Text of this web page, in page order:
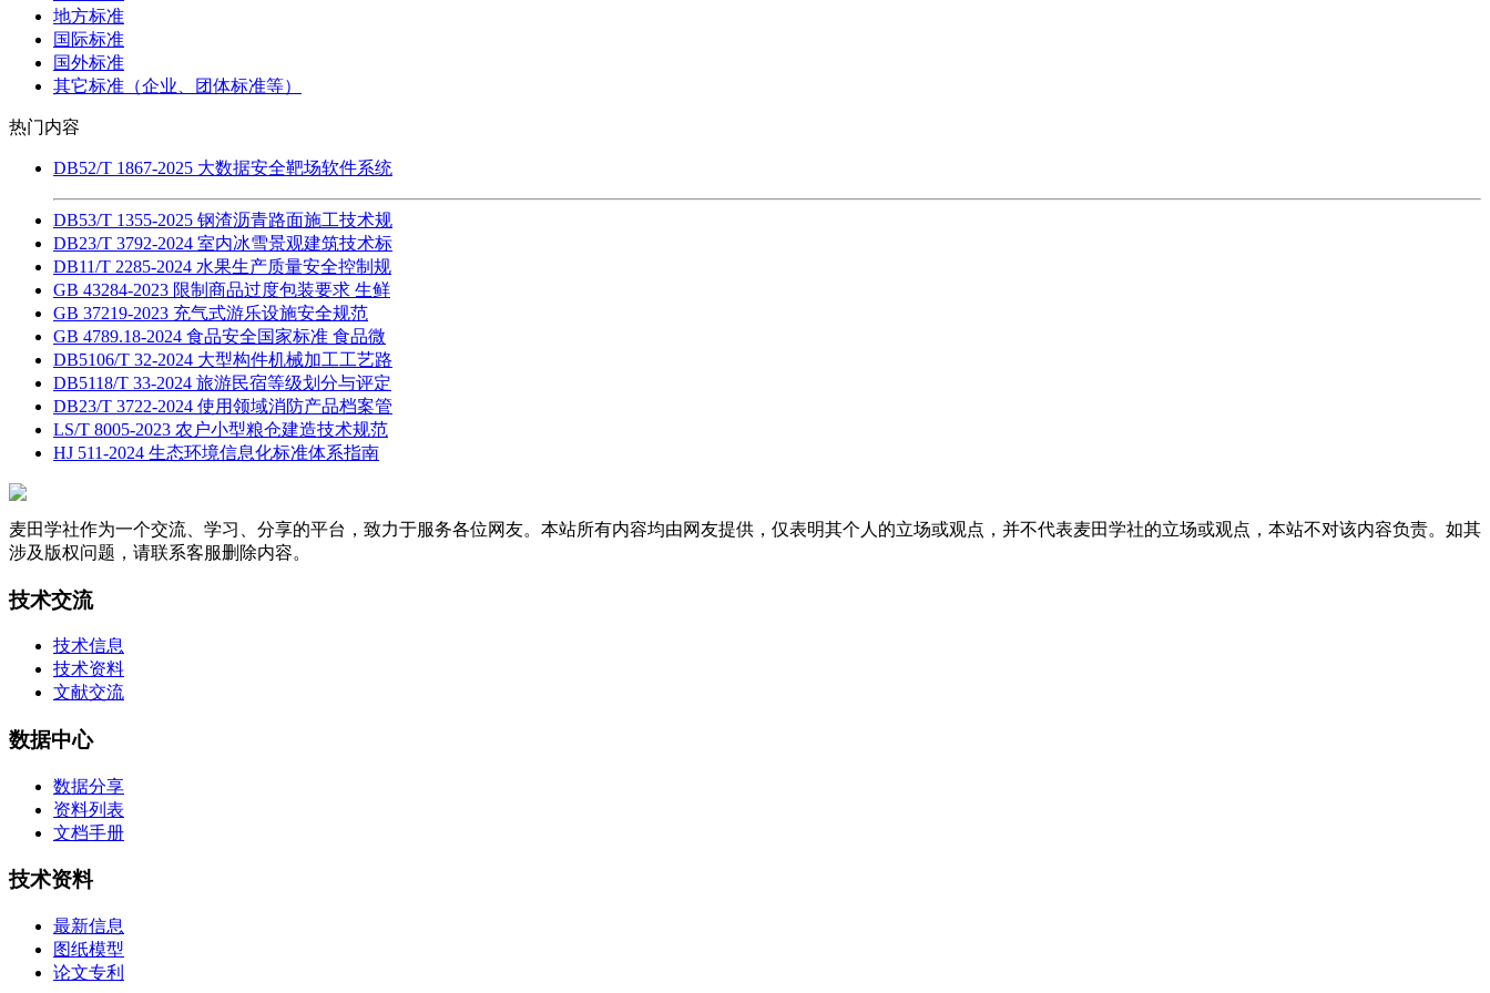
地方标准
国际标准
国外标准
其它标准（企业、团体标准等）
热门内容
DB52/T 1867-2025 大数据安全靶场软件系统
DB53/T 1355-2025 钢渣沥青路面施工技术规
DB23/T 3792-2024 室内冰雪景观建筑技术标
DB11/T 2285-2024 水果生产质量安全控制规
GB 43284-2023 限制商品过度包装要求 生鲜
GB 37219-2023 充气式游乐设施安全规范
GB 4789.18-2024 食品安全国家标准 食品微
DB5106/T 32-2024 大型构件机械加工工艺路
DB5118/T 33-2024 旅游民宿等级划分与评定
DB23/T 3722-2024 使用领域消防产品档案管
LS/T 8005-2023 农户小型粮仓建造技术规范
HJ 511-2024 生态环境信息化标准体系指南
麦田学社作为一个交流、学习、分享的平台，致力于服务各位网友。本站所有内容均由网友提供，仅表明其个人的立场或观点，并不代表麦田学社的立场或观点，本站不对该内容负责。如其
涉及版权问题，请联系客服删除内容。
技术交流
技术信息
技术资料
文献交流
数据中心
数据分享
资料列表
文档手册
技术资料
最新信息
图纸模型
论文专利